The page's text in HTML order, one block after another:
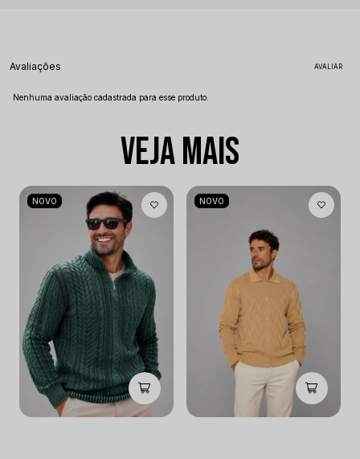
Avaliações
Nenhuma avaliação cadastrada para esse produto.
VEJA MAIS
NOVO NOVO